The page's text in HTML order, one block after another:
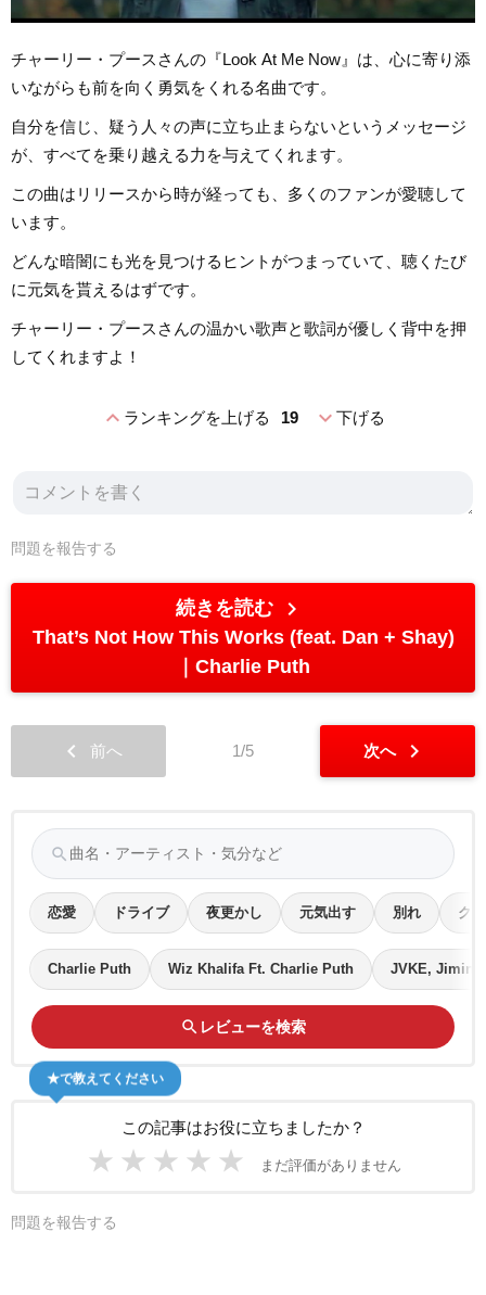
チャーリー・プースさんの『Look At Me Now』は、心に寄り添
いながらも前を向く勇気をくれる名曲です。
自分を信じ、疑う人々の声に立ち止まらないというメッセージ
が、すべてを乗り越える力を与えてくれます。
この曲はリリースから時が経っても、多くのファンが愛聴して
います。
どんな暗闇にも光を見つけるヒントがつまっていて、聴くたび
に元気を貰えるはずです。
チャーリー・プースさんの温かい歌声と歌詞が優しく背中を押
してくれますよ！
expand_lessランキングを上げる 19 expand_more下げる
問題を報告する
続きを読む chevron_right
That’s Not How This Works (feat. Dan + Shay)
Charlie Puth
chevron_left 前へ 1/5 次へ chevron_right
search
恋愛 ドライブ 夜更かし 元気出す 別れ ク
Charlie Puth Wiz Khalifa Ft. Charlie Puth JVKE, Jimin
search レビューを検索
この記事はお役に立ちましたか？
★ ★ ★ ★ ★ まだ評価がありません
★で教えてください
問題を報告する